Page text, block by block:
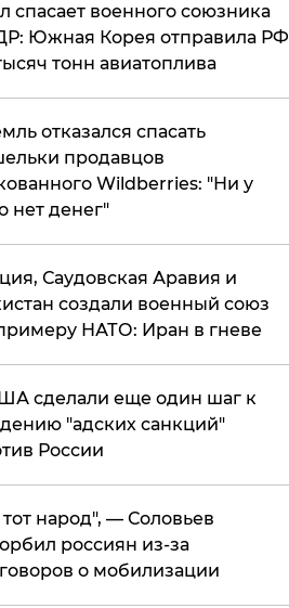
спасает военного союзника
Южная Корея отправила РФ
тонн авиатоплива
отказался спасать
продавцов
Wildberries: "Ни у
нет денег"
Саудовская Аравия и
создали военный союз
НАТО: Иран в гневе
сделали еще один шаг к
"адских санкций"
России
народ", — Соловьев
россиян из-за
о мобилизации